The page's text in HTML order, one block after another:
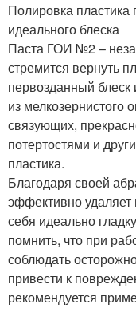
Полировка
идеального блеска
Паста ГОИ №2 –
стремится вернуть
первозданный блеск
из мелкозернистого
связующих,
потертостями и
пластика. ️
Благодаря своей
эффективно
себя идеально
помнить, что при
соблюдать
привести к
рекомендуется